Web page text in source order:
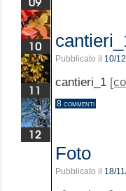
Pubblicato il 10/
cantieri_1
8 commenti
Foto
Pubblicato il 18/